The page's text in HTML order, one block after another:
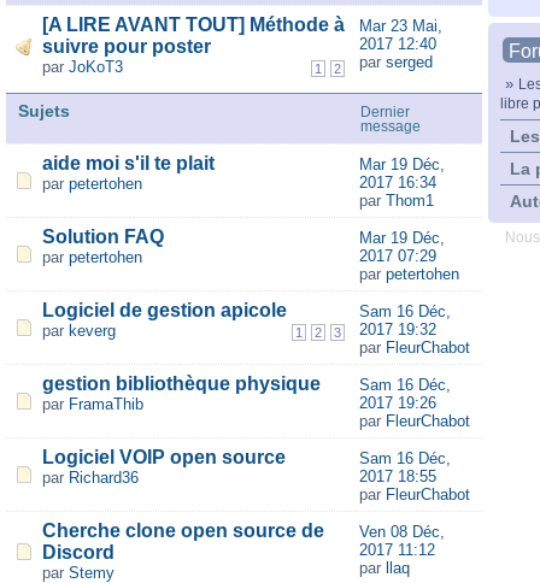
»
libre
La
[A LIRE AVANT TOUT] Méthode à
suivre pour poster
1 2
par JoKoT3
Mar 23 Mai,
2017 12:40
par serged
Sujets
Dernier
message
aide moi s'il te plait
par petertohen
Mar 19 Déc,
2017 16:34
par Thom1
Solution FAQ
par petertohen
Mar 19 Déc,
2017 07:29
par petertohen
Logiciel de gestion apicole
1 2 3
par keverg
Sam 16 Déc,
2017 19:32
par FleurChabot
gestion bibliothèque physique
par FramaThib
Sam 16 Déc,
2017 19:26
par FleurChabot
Logiciel VOIP open source
par Richard36
Sam 16 Déc,
2017 18:55
par FleurChabot
Cherche clone open source de
Discord
par Stemy
Ven 08 Déc,
2017 11:12
par
llaq